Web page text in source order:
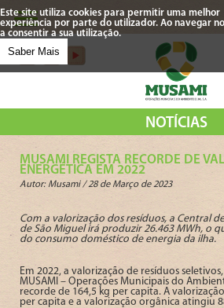
Este site utiliza cookies para permitir uma melhor
experiência por parte do utilizador. Ao navegar
a consentir a sua utilização.
Saber Mais
NOTÍCIAS
MUSAMI REGISTA RECORDE DE
ENERGÉTICA EM 2022
Autor: Musami /28 de Março de 2023
Com a valorização dos resíduos, a Central
de São Miguel irá produzir 26.463 MWh, o
do consumo doméstico de energia da ilha.
Em 2022, a valorização de resíduos
MUSAMI – Operações Municipais do
recorde de 164,5 kg per capita. A
per capita e a valorização orgânica atingiu